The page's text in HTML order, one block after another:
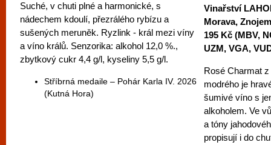
Suché, v chuti plné a harmonické, s
nádechem kdoulí, přezrálého rybízu a
sušených meruněk. Ryzlink - král mezi víny
a víno králů. Senzorika: alkohol 12,0 %.,
zbytkový cukr 4,4 g/l, kyseliny 5,5 g/l.
Stříbrná medaile – Pohár Karla IV. 2026
(Kutná Hora)
Vinařství
Morava,
195 Kč (MBV,
UZM, VGA,
Rosé Charmat
modrého je
šumivé víno s
alkoholem. Ve
a tóny
propisují i do